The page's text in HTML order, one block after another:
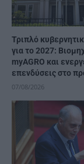
Τριπλό
για το 2027:
myAGRO και
επενδύσεις στο
07/08/2026